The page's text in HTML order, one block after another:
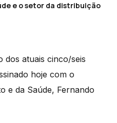
e o setor da distribuição
dos atuais cinco/seis
hoje com o
e da Saúde, Fernando